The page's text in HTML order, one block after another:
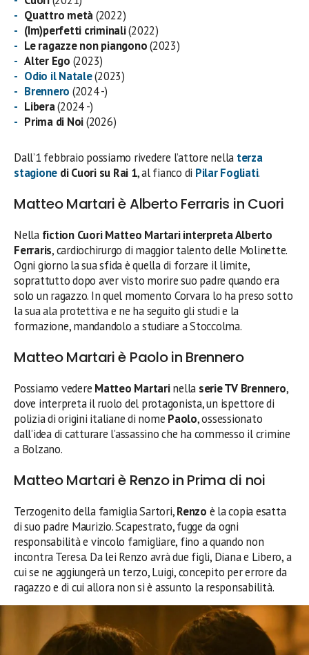
Quattro metà(2022)
(Im)perfetti criminali(2022)
Le ragazze non piangono(2023)
Alter Ego (2023)
Odio il Natale(2023)
Brennero (2024 -)
Libera(2024 -)
Prima di Noi(2026)
Dall’1 febbraio possiamo rivedere l’attore nella terza
stagione di Cuori su Rai 1, al fianco di Pilar Fogliati.
Matteo Martari è Alberto Ferraris in Cuori
Nella fiction Cuori Matteo Martari interpreta Alberto
Ferraris, cardiochirurgo di maggior talento delle Molinette.
Ogni giorno la sua sfida è quella di forzare il limite,
soprattutto dopo aver visto morire suo padre quando era
solo un ragazzo. In quel momento Corvara lo ha preso sotto
la sua ala protettiva e ne ha seguito gli studi e la
formazione, mandandolo a studiare a Stoccolma.
Matteo Martari è Paolo in Brennero
Possiamo vedere Matteo Martarinella serie TV Brennero,
dove interpreta il ruolo del protagonista, un ispettore di
polizia di origini italiane di nome Paolo, ossessionato
dall’idea di catturare l’assassino che ha commesso il crimine
a Bolzano.
Matteo Martari è Renzo in Prima di noi
Terzogenito della famiglia Sartori,Renzo è la copia esatta
di suo padre Maurizio. Scapestrato, fugge da ogni
responsabilità e vincolo famigliare, fino a quando non
incontra Teresa. Da lei Renzo avrà due figli, Diana e Libero, a
cui se ne aggiungerà un terzo, Luigi, concepito per errore da
ragazzo e di cui allora non si è assunto la responsabilità.